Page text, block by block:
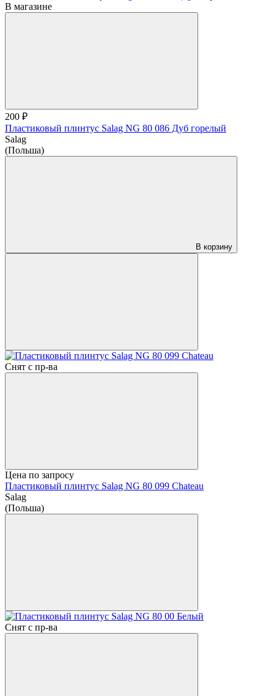
В магазине
200 ₽
Пластиковый плинтус Salag NG 80 086 Дуб горелый
Salag
(Польша)
В корзину
Снят с пр-ва
Цена по запросу
Пластиковый плинтус Salag NG 80 099 Chateau
Salag
(Польша)
Снят с пр-ва